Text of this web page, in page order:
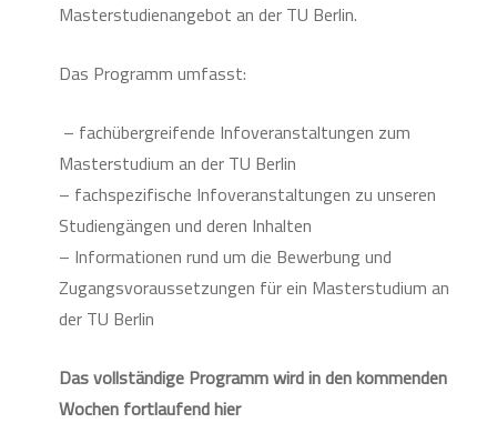
Masterstudienangebot an der TU Berlin.
Das Programm umfasst:
– fachübergreifende Infoveranstaltungen zum
Masterstudium an der TU Berlin
– fachspezifische Infoveranstaltungen zu unseren
Studiengängen und deren Inhalten
– Informationen rund um die Bewerbung und
Zugangsvoraussetzungen für ein Masterstudium an
der TU Berlin
Das vollständige Programm wird in den kommenden
Wochen fortlaufend hier